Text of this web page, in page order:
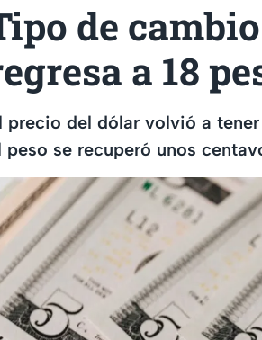
de
a 18
precio del dólar volvió a
peso se recuperó unos